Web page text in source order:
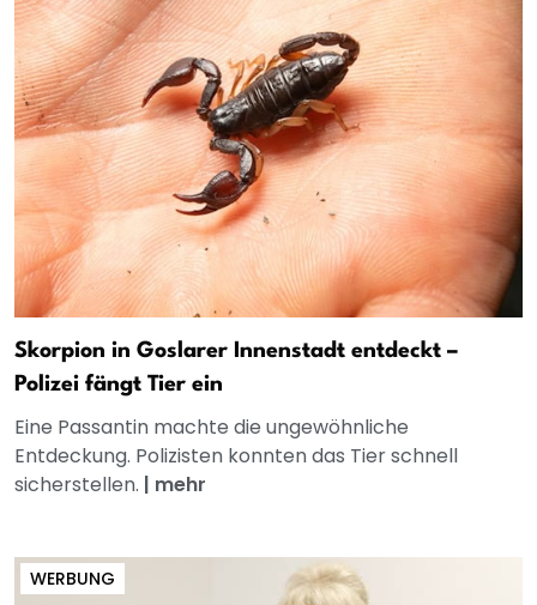
Skorpion in Goslarer Innenstadt entdeckt –
Polizei fängt Tier ein
Eine Passantin machte die ungewöhnliche
Entdeckung. Polizisten konnten das Tier schnell
sicherstellen. | mehr
WERBUNG